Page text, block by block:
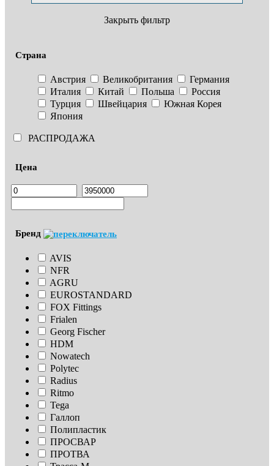
Закрыть фильтр
Страна
Австрия Великобритания
Германия
Италия
Китай Польша
Россия
Турция
Швейцария
Южная Корея
Япония
РАСПРОДАЖА
Цена
Бренд
AVIS
NFR
AGRU
EUROSTANDARD
FOX Fittings
Frialen
Georg Fischer
HDM
Nowatech
Polytec
Radius
Ritmo
Tega
Галлоп
Полипластик
ПРОСВАР
ПРОТВА